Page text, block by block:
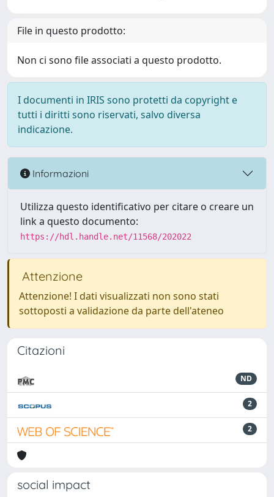
File in questo prodotto:
Non ci sono file associati a questo prodotto.
I documenti in IRIS sono protetti da copyright e
tutti i diritti sono riservati, salvo diversa
indicazione.
Informazioni
Utilizza questo identificativo per citare o creare un
link a questo documento:
https://hdl.handle.net/11568/202022
Attenzione
Attenzione! I dati visualizzati non sono stati
sottoposti a validazione da parte dell'ateneo
Citazioni
ND
2
2
social impact